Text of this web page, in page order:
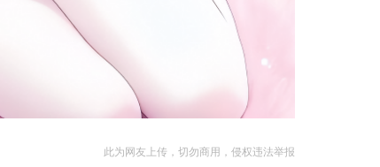
此为网友上传，切勿商用，侵权违法举报